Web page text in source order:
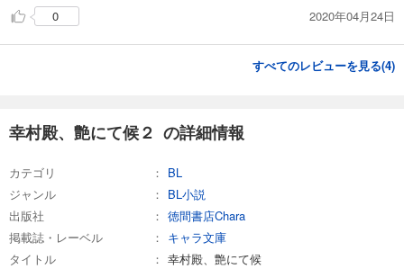
0 2020年04月24日
すべてのレビューを見る(4)
幸村殿、艶にて候２ の詳細情報
カテゴリ
BL
ジャンル
BL小説
出版社
徳間書店Chara
掲載誌・レーベル
キャラ文庫
タイトル
幸村殿、艶にて候